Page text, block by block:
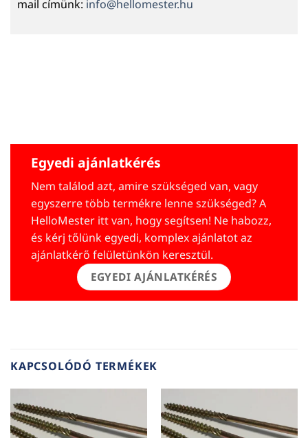
mail címünk: info@hellomester.hu
Egyedi ajánlatkérés
Nem találod azt, amire szükséged van, vagy
egyszerre több termékre lenne szükséged? A
HelloMester itt van, hogy segítsen! Ne habozz,
és kérj tőlünk egyedi, komplex ajánlatot az
ajánlatkérő felületünkön keresztül.
EGYEDI AJÁNLATKÉRÉS
KAPCSOLÓDÓ TERMÉKEK